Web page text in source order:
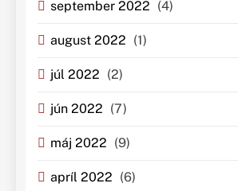
september 2022 (4)
august 2022 (1)
júl 2022 (2)
jún 2022 (7)
máj 2022 (9)
apríl 2022 (6)